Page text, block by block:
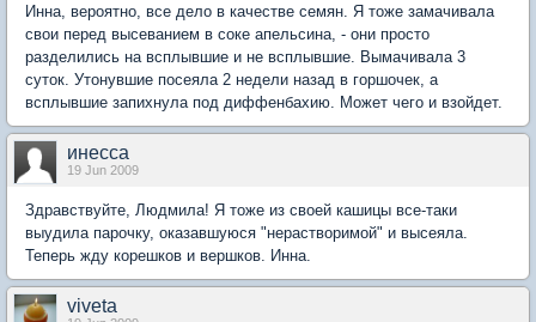
Инна, вероятно, все дело в качестве семян. Я тоже замачивала
свои перед высеванием в соке апельсина, - они просто
разделились на всплывшие и не всплывшие. Вымачивала 3
суток. Утонувшие посеяла 2 недели назад в горшочек, а
всплывшие запихнула под диффенбахию. Может чего и взойдет.
инесса
19 Jun 2009
Здравствуйте, Людмила! Я тоже из своей кашицы все-таки
выудила парочку, оказавшуюся "нерастворимой" и высеяла.
Теперь жду корешков и вершков. Инна.
viveta